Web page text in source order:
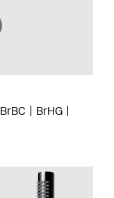
BrBC
BrHG